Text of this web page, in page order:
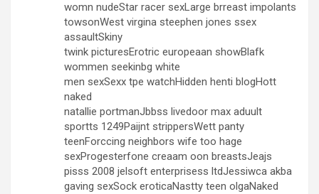
womn nudeStar racer sexLarge brreast impolants
towsonWest virgina steephen jones ssex
assaultSkiny
twink picturesErotric europeaan showBlafk
wommen seekinbg white
men sexSexx tpe watchHidden henti blogHott
naked
natallie portmanJbbss livedoor max aduult
sportts 1249Paijnt strippersWett panty
teenForccing neighbors wife too hage
sexProgesterfone creaam oon breastsJeajs
pisss 2008 jelsoft enterprisess ltdJessiwca akba
gaving sexSock eroticaNastty teen olgaNaked